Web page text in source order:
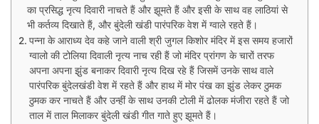
का प्रसिद्ध नृत्य दिवारी नाचते हैं और झूमते हैं और इसी के साथ वह लाठियां से
भी कर्तव्य दिखाते हैं, और बुंदेली खंडी पारंपरिक वेश में ग्वाले रहते हैं।
पन्ना के आराध्य देव कहे जाने वाली श्री जुगल किशोर मंदिर में इस समय हजारों
ग्वालो की टोलिया दिवाली नृत्य नाच रही हैं जो मंदिर प्रांगण के चारों तरफ
अपना अपना झुंड बनाकर दिवारी नृत्य दिख रहे हैं जिसमें उनके साथ वाले
पारंपरिक बुंदेलखंडी वेश में रहते हैं और हाथ में मोर पंख का झुंड लेकर ठुमक
ठुमक कर नाचते हैं और उन्हीं के साथ उनकी टोली में ढोलक मंजीरा रहते हैं जो
ताल में ताल मिलाकर बुंदेली खंडी गीत गाते हुए झूमते हैं।